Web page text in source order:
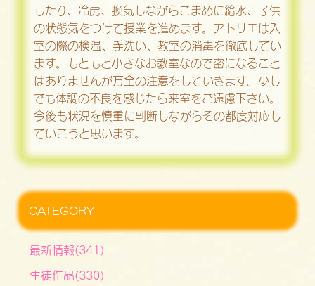
したり、冷房、換気しながらこまめに給水、子供
の状態気をつけて授業を進めます。アトリエは入
室の際の検温、手洗い、教室の消毒を徹底してい
ます。もともと小さなお教室なので密になること
はありませんが万全の注意をしていきます。少し
でも体調の不良を感じたら来室をご遠慮下さい。
今後も状況を慎重に判断しながらその都度対応し
ていこうと思います。
CATEGORY
最新情報(341)
生徒作品(330)